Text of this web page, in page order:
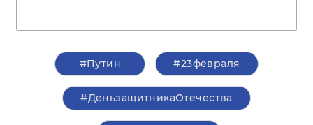
#Путин #23февраля
#ДеньзащитникаОтечества